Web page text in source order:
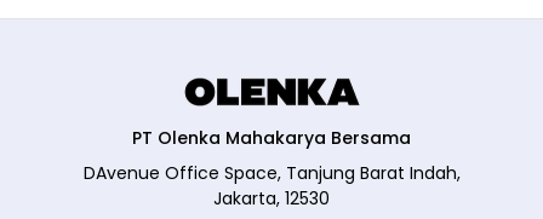
PT Olenka Mahakarya Bersama
DAvenue Office Space, Tanjung Barat Indah,
Jakarta, 12530